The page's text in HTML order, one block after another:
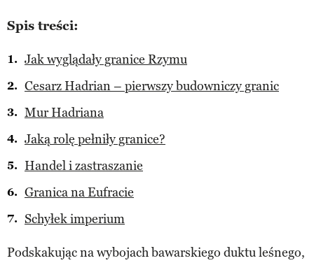
Spis treści:
Jak wyglądały granice Rzymu
Cesarz Hadrian – pierwszy budowniczy granic
Mur Hadriana
Jaką rolę pełniły granice?
Handel i zastraszanie
Granica na Eufracie
Schyłek imperium
Podskakując na wybojach bawarskiego duktu leśnego,